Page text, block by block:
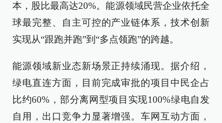
本，股比最高达20%。能源领域民营企业依托全
球最完整、自主可控的产业链体系，技术创新
实现从“跟跑并跑”到“多点领跑”的跨越。
能源领域新业态新场景正持续涌现。据介绍，
绿电直连方面，目前完成审批的项目中民企占
比约60%，部分离网型项目实现100%绿电自发
自用，出口竞争力显著增强。车网互动方面，